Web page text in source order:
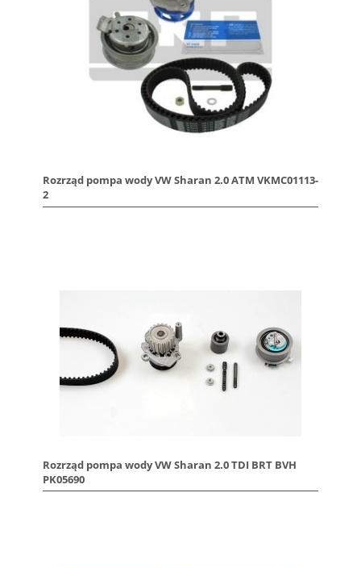
Rozrząd pompa wody VW Sharan 2.0 ATM VKMC01113-
2
Rozrząd pompa wody VW Sharan 2.0 TDI BRT BVH
PK05690